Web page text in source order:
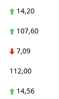
14,20
107,60
7,09
112,00
14,56